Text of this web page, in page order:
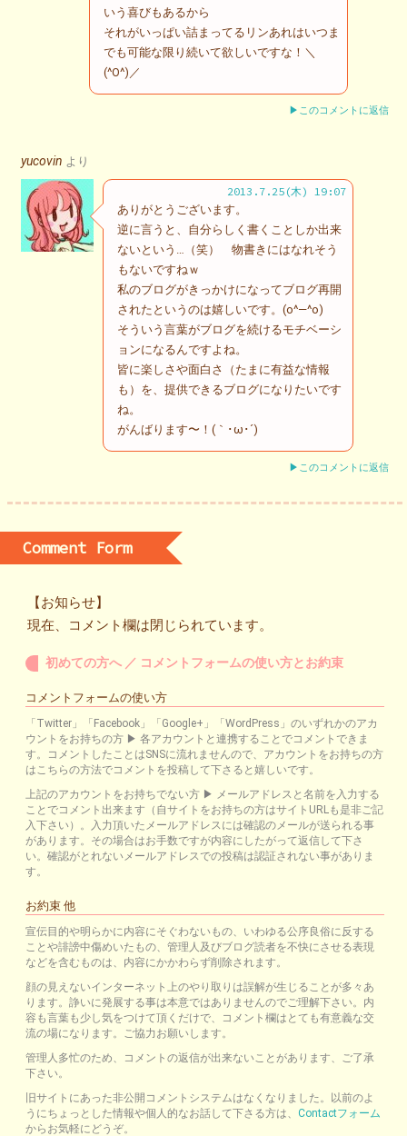
いう喜びもあるから
それがいっぱい詰まってるリンあれはいつま
でも可能な限り続いて欲しいですな！＼
(^O^)／
▶このコメントに返信
yucovin より
2013.7.25(木) 19:07
ありがとうございます。
逆に言うと、自分らしく書くことしか出来
ないという…（笑） 物書きにはなれそう
もないですねｗ
私のブログがきっかけになってブログ再開
されたというのは嬉しいです。(o^—^o)
そういう言葉がブログを続けるモチベーシ
ョンになるんですよね。
皆に楽しさや面白さ（たまに有益な情報
も）を、提供できるブログになりたいです
ね。
がんばります〜！(｀･ω･´)ゞ
▶このコメントに返信
Comment Form
【お知らせ】
現在、コメント欄は閉じられています。
初めての方へ ／ コメントフォームの使い方とお約束
コメントフォームの使い方
「Twitter」「Facebook」「Google+」「WordPress」のいずれかのアカ
ウントをお持ちの方 ▶ 各アカウントと連携することでコメントできま
す。コメントしたことはSNSに流れませんので、アカウントをお持ちの方
はこちらの方法でコメントを投稿して下さると嬉しいです。
上記のアカウントをお持ちでない方 ▶ メールアドレスと名前を入力する
ことでコメント出来ます（自サイトをお持ちの方はサイトURLも是非ご記
入下さい）。入力頂いたメールアドレスには確認のメールが送られる事
があります。その場合はお手数ですが内容にしたがって返信して下さ
い。確認がとれないメールアドレスでの投稿は認証されない事がありま
す。
お約束 他
宣伝目的や明らかに内容にそぐわないもの、いわゆる公序良俗に反する
ことや誹謗中傷めいたもの、管理人及びブログ読者を不快にさせる表現
などを含むものは、内容にかかわらず削除されます。
顔の見えないインターネット上のやり取りは誤解が生じることが多々あ
ります。諍いに発展する事は本意ではありませんのでご理解下さい。内
容も言葉も少し気をつけて頂くだけで、コメント欄はとても有意義な交
流の場になります。ご協力お願いします。
管理人多忙のため、コメントの返信が出来ないことがあります、ご了承
下さい。
旧サイトにあった非公開コメントシステムはなくなりました。以前のよ
うにちょっとした情報や個人的なお話して下さる方は、 Contactフォーム
からお気軽にどうぞ。